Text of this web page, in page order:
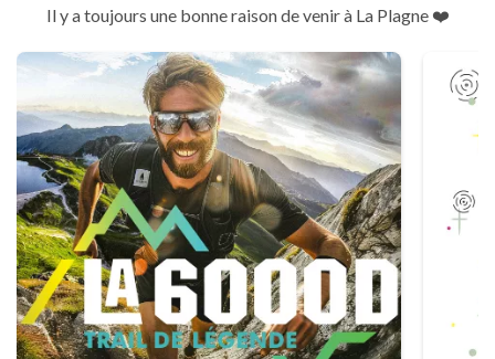
Il y a toujours une bonne raison de venir à La Plagne ❤️